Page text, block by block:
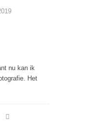
nu kan ik
Het